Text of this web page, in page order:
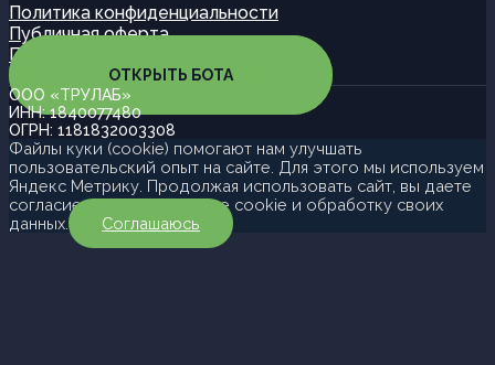
Политика конфиденциальности
Публичная оферта
Партнерская программа
ОТКРЫТЬ БОТА
ООО «ТРУЛАБ»
ИНН: 1840077480
ОГРН: 1181832003308
Файлы куки (cookie) помогают нам улучшать
пользовательский опыт на сайте. Для этого мы используем
Яндекс Метрику. Продолжая использовать сайт, вы даете
согласие на использование cookie и обработку своих
данных.
Соглашаюсь